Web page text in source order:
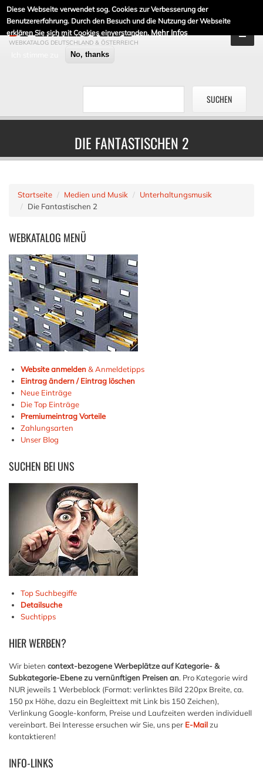
Diese Webseite verwendet sog. Cookies zur Verbesserung der
Benutzererfahrung. Durch den Besuch und die Nutzung der Webseite
erklären Sie sich mit Cookies einverstanden. Mehr Infos
No, thanks
DE-LINKLISTE.DE
WEBKATALOG DEUTSCHLAND & ÖSTERREICH
DIE FANTASTISCHEN 2
Startseite Medien und Musik
Unterhaltungsmusik
Die Fantastischen 2
WEBKATALOG MENÜ
Website anmelden& Anmeldetipps
Eintrag ändern / Eintrag löschen
Neue Einträge
Die Top Einträge
Premiumeintrag Vorteile
Zahlungsarten
Unser Blog
SUCHEN BEI UNS
Top Suchbegiffe
Detailsuche
Suchtipps
HIERWERBEN?
Wir bieten context-bezogene Werbeplätze auf Kategorie- &
Subkategorie-Ebene zu vernünftigen Preisen an. Pro Kategorie wird
NUR jeweils 1 Werbeblock (Format: verlinktes Bild 220px Breite, ca.
150 px Höhe, dazu ein Begleittext mit Link bis 150 Zeichen),
Verlinkung Google-konform, Preise und Laufzeiten werden individuell
vereinbart. Bei Interesse ersuchen wir Sie, uns per E-Mailzu
kontaktieren!
INFO-LINKS